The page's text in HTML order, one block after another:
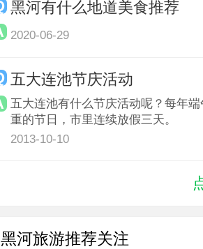
黑河有什么地道美食推荐
2020-06-29
五大连池节庆活动
五大连池有什么节庆活动呢？每年
重的节日，市里连续放假三天。
2013-10-10
黑河旅游推荐关注